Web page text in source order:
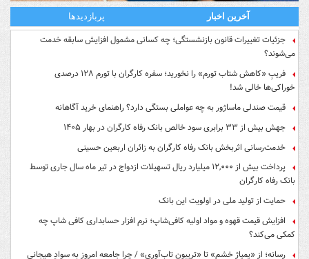
آخرین اخبار پربازدیدها
جزئیات تغییرات قانون بازنشستگی؛ چه کسانی مشمول افزایش سابقه خدمت
می‌شوند؟
فریبِ «کاهش شتاب تورم» را نخورید؛ سفره کارگران با تورم ۱۲۸ درصدی
خوراکی‌ها خالی شد!
قیمت صندلی ماساژور به چه عواملی بستگی دارد؟ راهنمای خرید آگاهانه
جهش بیش از ۳۳ برابری سود خالص بانک رفاه کارگران در بهار ۱۴۰۵
خدمت‌رسانی اثربخش بانک رفاه کارگران به زائران اربعین حسینی
پرداخت بیش از ۱۲,۰۰۰ میلیارد ریال تسهیلات ازدواج در تیر ماه سال جاری توسط
بانک رفاه کارگران
حمایت از تولید ملی در اولویت این بانک
افزایش قیمت قهوه و مواد اولیه کافی‌شاپ؛ نرم افزار حسابداری کافی شاپ چه
کمکی می‌کند؟
رسانه؛ از «پمپاژِ خشم» تا «تریبونِ تاب‌آوری» / چرا جامعه امروز به سوادِ هیجانی